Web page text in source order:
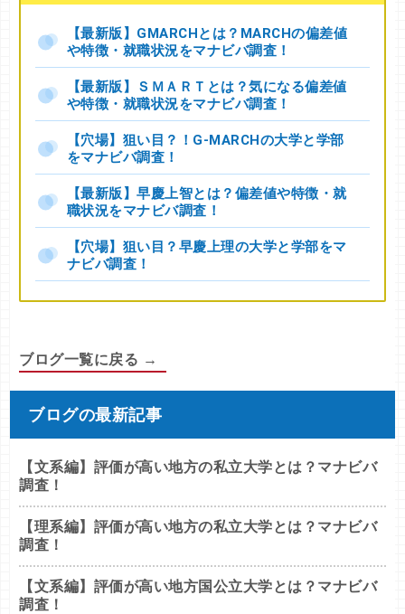
【最新版】GMARCHとは？MARCHの偏差値
や特徴・就職状況をマナビバ調査！
【最新版】ＳＭＡＲＴとは？気になる偏差値
や特徴・就職状況をマナビバ調査！
【穴場】狙い目？！G-MARCHの大学と学部
をマナビバ調査！
【最新版】早慶上智とは？偏差値や特徴・就
職状況をマナビバ調査！
【穴場】狙い目？早慶上理の大学と学部をマ
ナビバ調査！
ブログ一覧に戻る →
ブログの最新記事
【文系編】評価が高い地方の私立大学とは？マナビバ
調査！
【理系編】評価が高い地方の私立大学とは？マナビバ
調査！
【文系編】評価が高い地方国公立大学とは？マナビバ
調査！